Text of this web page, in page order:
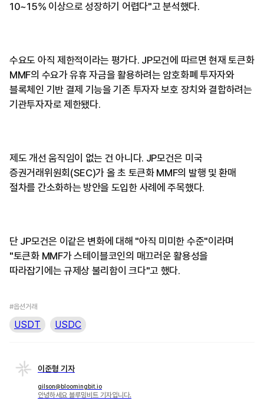
10~15% 이상으로 성장하기 어렵다"고 분석했다.
수요도 아직 제한적이라는 평가다. JP모건에 따르면 현재 토큰화
MMF의 수요가 유휴 자금을 활용하려는 암호화폐 투자자와
블록체인 기반 결제 기능을 기존 투자자 보호 장치와 결합하려는
기관투자자로 제한됐다.
제도 개선 움직임이 없는 건 아니다. JP모건은 미국
증권거래위원회(SEC)가 올 초 토큰화 MMF의 발행 및 환매
절차를 간소화하는 방안을 도입한 사례에 주목했다.
단 JP모건은 이같은 변화에 대해 "아직 미미한 수준"이라며
"토큰화 MMF가 스테이블코인의 매끄러운 활용성을
따라잡기에는 규제상 불리함이 크다"고 했다.
#옵션거래
USDT USDC
이준형 기자
gilson@bloomingbit.io
안녕하세요 블루밍비트 기자입니다.